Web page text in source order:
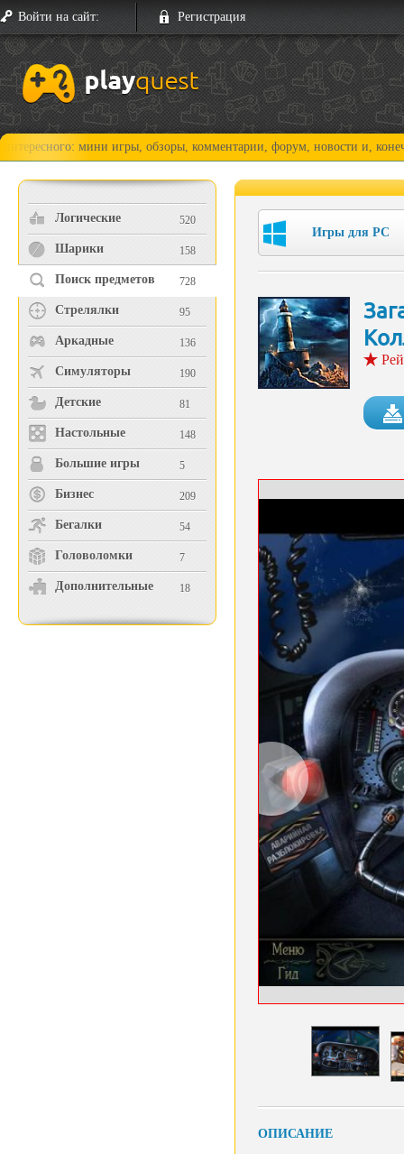
Войти на сайт: Регистрация
мини игры, обзоры, комментарии, форум, новости и, конечно,
Логические 520
Шарики 158
Поиск предметов 728
Стрелялки 95
Аркадные 136
Симуляторы 190
Детские 81
Настольные 148
Большие игры 5
Бизнес 209
Бегалки 54
Головоломки 7
Дополнительные 18
Игры для PC
ОПИСАНИЕ